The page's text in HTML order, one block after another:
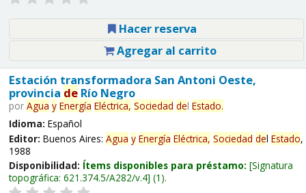
Hacer reserva
Agregar al carrito
Estación transformadora San Antoni Oeste,
provincia deRío Negro
por Agua y Energía Eléctrica, Sociedad del Estado.
Idioma: Español
Editor: Buenos Aires: Agua y Energía Eléctrica, Sociedad del Estado,
1988
Disponibilidad: Ítems disponibles para préstamo: Signatura
topográfica: 621.374.5/A282/v.4 (1).